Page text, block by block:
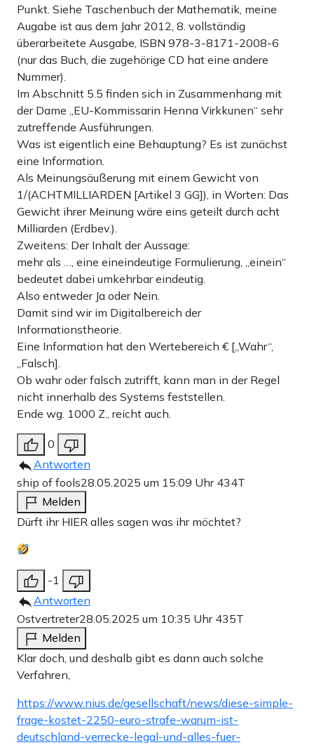
Punkt. Siehe Taschenbuch der Mathematik, meine
Augabe ist aus dem Jahr 2012, 8. vollständig
überarbeitete Ausgabe, ISBN 978-3-8171-2008-6
(nur das Buch, die zugehörige CD hat eine andere
Nummer).
Im Abschnitt 5.5 finden sich in Zusammenhang mit
der Dame „EU-Kommissarin Henna Virkkunen“ sehr
zutreffende Ausführungen.
Was ist eigentlich eine Behauptung? Es ist zunächst
eine Information.
Als Meinungsäußerung mit einem Gewicht von
1/(ACHTMILLIARDEN [Artikel 3 GG]), in Worten: Das
Gewicht ihrer Meinung wäre eins geteilt durch acht
Milliarden (Erdbev.).
Zweitens: Der Inhalt der Aussage:
mehr als …, eine eineindeutige Formulierung, „einein“
bedeutet dabei umkehrbar eindeutig.
Also entweder Ja oder Nein.
Damit sind wir im Digitalbereich der
Informationstheorie.
Eine Information hat den Wertebereich € [„Wahr“,
„Falsch].
Ob wahr oder falsch zutrifft, kann man in der Regel
nicht innerhalb des Systems feststellen.
Ende wg. 1000 Z., reicht auch.
0
Antworten
ship of fools28.05.2025 um 15:09 Uhr 434T
Melden
Dürft ihr HIER alles sagen was ihr möchtet?
-1
Antworten
Ostvertreter28.05.2025 um 10:35 Uhr 435T
Melden
Klar doch, und deshalb gibt es dann auch solche
Verfahren,
https://www.nius.de/gesellschaft/news/diese-simple-
frage-kostet-2250-euro-strafe-warum-ist-
deutschland-verrecke-legal-und-alles-fuer-